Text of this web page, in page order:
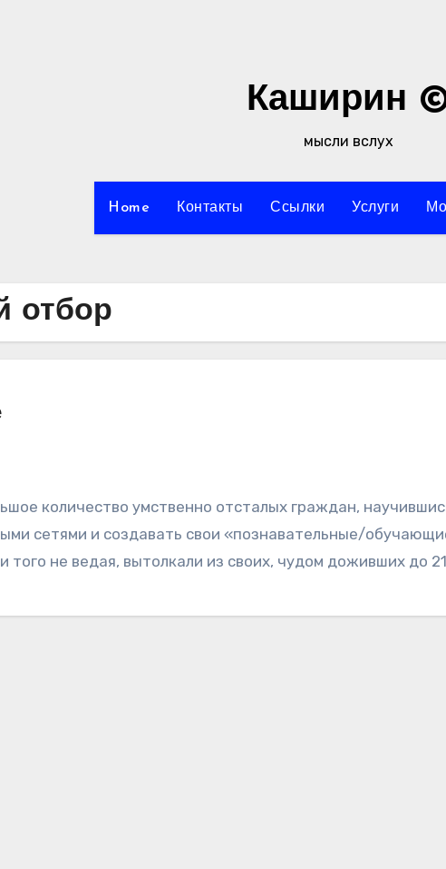
Каширин
мысли вслух
Home Контакты Ссылки Услуги
отбор
количество умственно отсталых граждан,
сетями и создавать свои «познавательные/
того не ведая, вытолкали из своих, чудом доживших до